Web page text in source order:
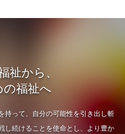
祉から、
の福祉へ
持って、自分の可能性を引き出し斬
し続けることを使命とし、
より豊か